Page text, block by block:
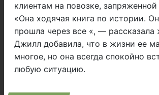
клиентам на повозке,
«Она ходячая книга по истории.
прошла через все «, — рассказала
Джилл добавила, что в жизни ее
многое, но она всегда спокойно
любую ситуацию.